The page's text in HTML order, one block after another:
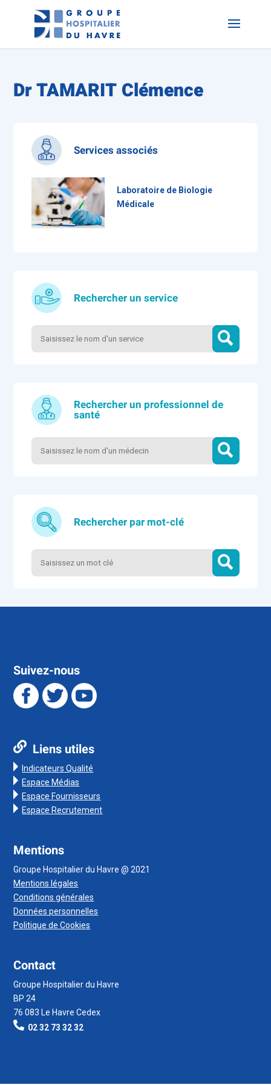
Dr TAMARIT Clémence
Services associés
Laboratoire de Biologie
Médicale
Rechercher un service
Rechercher un professionnel de
santé
Rechercher par mot-clé
Suivez-nous
Liens utiles
Indicateurs Qualité
Espace Médias
Espace Fournisseurs
Espace Recrutement
Mentions
Groupe Hospitalier du Havre @ 2021
Mentions légales
Conditions générales
Données personnelles
Politique de Cookies
Contact
Groupe Hospitalier du Havre
BP 24
76 083 Le Havre Cedex
02 32 73 32 32